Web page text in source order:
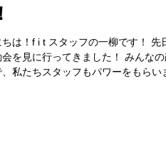
ちは！f i t スタッフの一柳です！ 先
を見に行ってきました！ みんなの
私たちスタッフもパワーをもらい